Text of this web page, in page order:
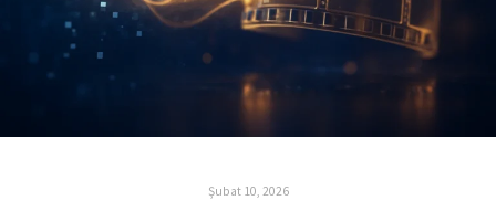
Şubat 10, 2026